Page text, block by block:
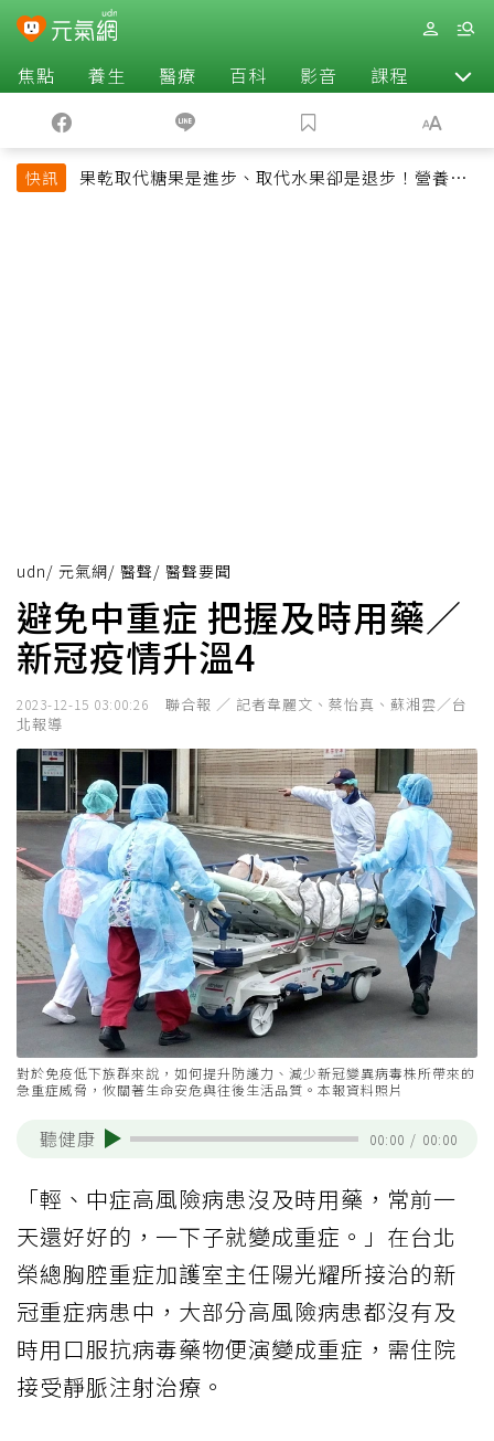
焦點 養生 醫療 百科 影音 課程 退休
快訊
果乾取代糖果是進步、取代水果卻是退步！營養師
udn/ 元氣網/ 醫聲/ 醫聲要聞
避免中重症 把握及時用藥／
新冠疫情升溫4
2023-12-15 03:00:26
聯合報 ／ 記者韋麗文、蔡怡真、蘇湘雲／台
北報導
對於免疫低下族群來說，如何提升防護力、減少新冠變異病毒株所帶來的
急重症威脅，攸關著生命安危與往後生活品質。本報資料照片
聽健康 00:00 / 00:00
「輕、中症高風險病患沒及時用藥，常前一
天還好好的，一下子就變成重症。」在台北
榮總胸腔重症加護室主任陽光耀所接治的新
冠重症病患中，大部分高風險病患都沒有及
時用口服抗病毒藥物便演變成重症，需住院
接受靜脈注射治療。